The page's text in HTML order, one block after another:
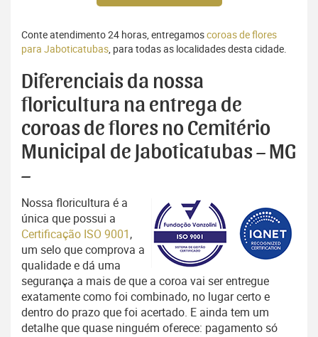
Conte atendimento 24 horas, entregamoscoroas de flores
para Jaboticatubas, para todas as localidades desta cidade.
Diferenciais da nossa
floricultura na entrega de
coroas de flores no Cemitério
Municipal de Jaboticatubas – MG
–
Nossa floricultura é a
única que possui a
Certificação ISO 9001,
um selo que comprova a
qualidade e dá uma
segurança a mais de que a coroa vai ser entregue
exatamente como foi combinado, no lugar certo e
dentro do prazo que foi acertado. E ainda tem um
detalhe que quase ninguém oferece: pagamento só